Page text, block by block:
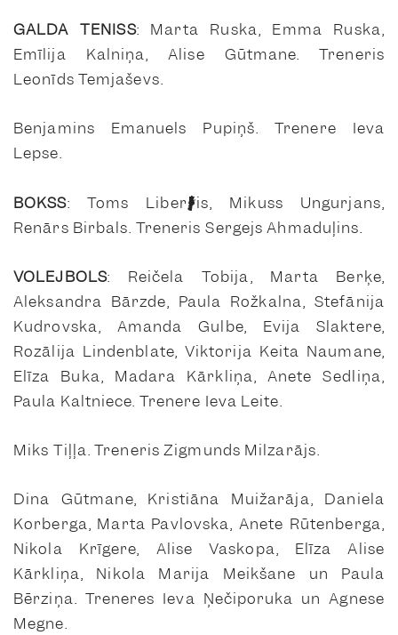
GALDA TENISS: Marta Ruska, Emma Ruska,
Emīlija Kalniņa, Alise Gūtmane. Treneris
Leonīds Temjaševs.
Benjamins Emanuels Pupiņš. Trenere Ieva
Lepse.
BOKSS: Toms Liberģis, Mikuss Ungurjans,
Renārs Birbals. Treneris Sergejs Ahmaduļins.
VOLEJBOLS: Reičela Tobija, Marta Berķe,
Aleksandra Bārzde, Paula Rožkalna, Stefānija
Kudrovska, Amanda Gulbe, Evija Slaktere,
Rozālija Lindenblate, Viktorija Keita Naumane,
Elīza Buka, Madara Kārkliņa, Anete Sedliņa,
Paula Kaltniece. Trenere Ieva Leite.
Miks Tiļļa. Treneris Zigmunds Milzarājs.
Dina Gūtmane, Kristiāna Muižarāja, Daniela
Korberga, Marta Pavlovska, Anete Rūtenberga,
Nikola Krīgere, Alise Vaskopa, Elīza Alise
Kārkliņa, Nikola Marija Meikšane un Paula
Bērziņa. Treneres Ieva Ņečiporuka un Agnese
Megne.